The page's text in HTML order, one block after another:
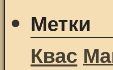
Метки
Квас